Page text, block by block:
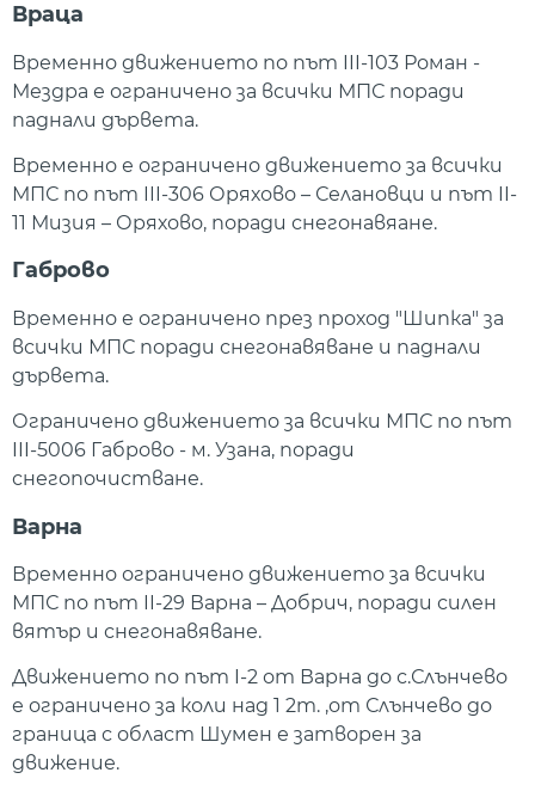
Враца
Временно движението по път III-103 Роман -
Мездра е ограничено за всички МПС поради
паднали дървета.
Временно е ограничено движението за всички
МПС по път III-306 Оряхово – Селановци и път II-
11 Мизия – Оряхово, поради снегонавяане.
Габрово
Временно е ограничено през проход "Шипка" за
всички МПС поради снегонавяване и паднали
дървета.
Ограничено движението за всички МПС по път
III-5006 Габрово - м. Узана, поради
снегопочистване.
Варна
Временно ограничено движението за всички
МПС по път II-29 Варна – Добрич, поради силен
вятър и снегонавяване.
Движението по път I-2 от Варна до с.Слънчево
е ограничено за коли над 1 2т. ,от Слънчево до
граница с област Шумен е затворен за
движение.